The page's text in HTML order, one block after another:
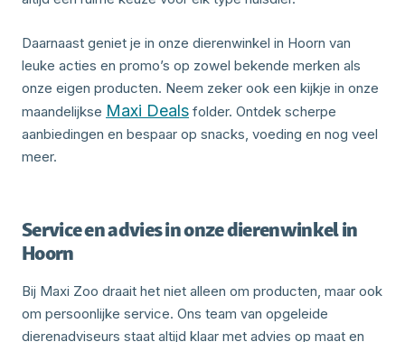
Daarnaast geniet je in onze dierenwinkel in Hoorn van
leuke acties en promo’s op zowel bekende merken als
onze eigen producten. Neem zeker ook een kijkje in onze
maandelijkse Maxi Deals folder. Ontdek scherpe
aanbiedingen en bespaar op snacks, voeding en nog veel
meer.
Service en advies in onze dierenwinkel in
Hoorn
Bij Maxi Zoo draait het niet alleen om producten, maar ook
om persoonlijke service. Ons team van opgeleide
dierenadviseurs staat altijd klaar met advies op maat en